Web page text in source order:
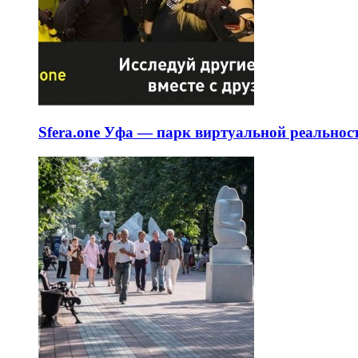
Sfera.one Уфа — парк виртуальной